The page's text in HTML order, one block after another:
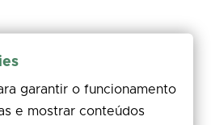
garantir o funcionamento
e mostrar conteúdos